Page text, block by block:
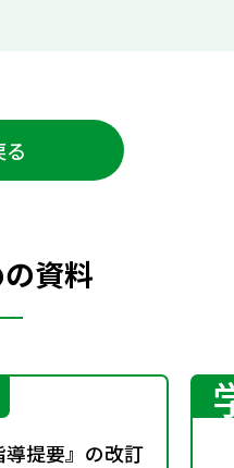
る
資料
導提要』の改訂